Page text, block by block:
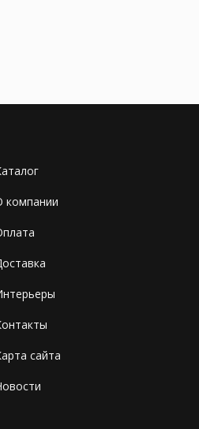
компании
сайта